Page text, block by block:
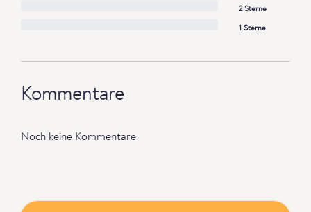
2 Sterne
1 Sterne
Kommentare
Noch keine Kommentare